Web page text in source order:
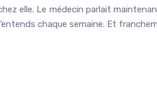
elle. Le médecin parlait
chaque semaine. Et